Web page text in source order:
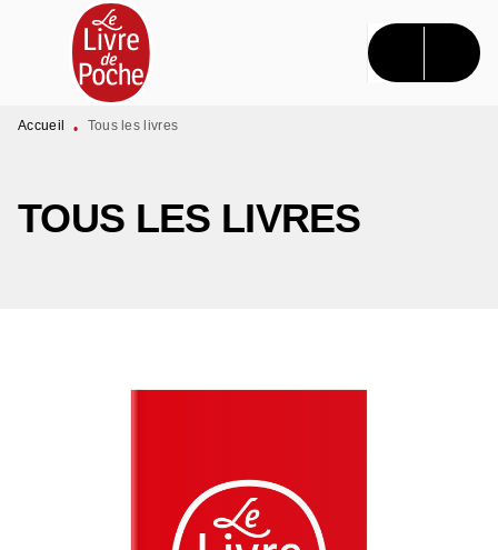
MENU RECHERCHE CONTENU
PIED DE PAGE
Accueil • Tous les livres
TOUS LES LIVRES